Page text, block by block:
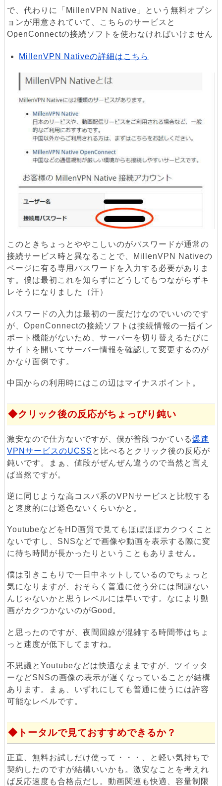
で、代わりに「MillenVPN Native」という無料オプシ
ョンが用意されていて、こちらのサービスと
OpenConnectの接続ソフトを使わなければいけません
MillenVPN Nativeの詳細はこちら
このときちょっとややこしいのがパスワードが通常の
接続サービス時と異なることで、MillenVPN Nativeの
ページに有る専用パスワードを入力する必要がありま
す。僕は最初これを知らずにどうしてもつながらずキ
レそうになりました（汗）
パスワードの入力は最初の一度だけなのでいいのです
が、OpenConnectの接続ソフトは接続情報の一括イン
ポート機能がないため、サーバーを切り替えるたびに
サイトを開いてサーバー情報を確認して変更するのが
かなり面倒です。
中国からの利用時にはこの辺はマイナスポイント。
クリック後の反応がちょっぴり鈍い
激安なので仕方ないですが、僕が普段つかている爆速
VPNサービスのUCSS と比べるとクリック後の反応が
鈍いです。まぁ、値段がぜんぜん違うので当然と言え
ば当然ですが。
逆に同じような高コスパ系のVPNサービスと比較する
と速度的には遜色ないくらいかと。
YoutubeなどをHD画質で見てもほぼほぼカクつくこと
ないですし、SNSなどで画像や動画を表示する際に変
に待ち時間が長かったりということもありません。
僕は引きこもりで一日中ネットしているのでちょっと
気になりますが、おそらく普通に使う分には問題ない
んじゃないかと思うレベルには早いです。なにより動
画がカクつかないのがGood。
と思ったのですが、夜間回線が混雑する時間帯はちょ
っと速度が低下してますね。
不思議とYoutubeなどは快適なままですが、ツイッタ
ーなどSNSの画像の表示が遅くなっていることが結構
あります。まぁ、いずれにしても普通に使うには許容
可能なレベルです。
トータルで見ておすすめできるか？
正直、無料お試しだけ使って・・・、と軽い気持ちで
契約したのですが結構いいかも。激安なことを考えれ
ば反応速度も合格点だし。動画関連も快適、容量制限